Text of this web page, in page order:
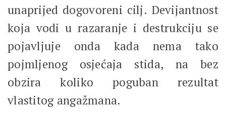
unaprijed dogovoreni cilj. Devijantnost
koja vodi u razaranje i destrukciju se
pojavljuje onda kada nema tako
pojmljenog osjećaja stida, na bez
obzira koliko poguban rezultat
vlastitog angažmana.